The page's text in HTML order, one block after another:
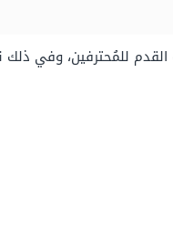
للمُحترفين، وفي ذلك